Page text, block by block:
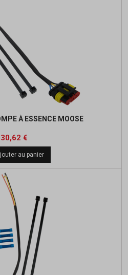
À ESSENCE MOOSE
Prix
30,62 €
base
au panier